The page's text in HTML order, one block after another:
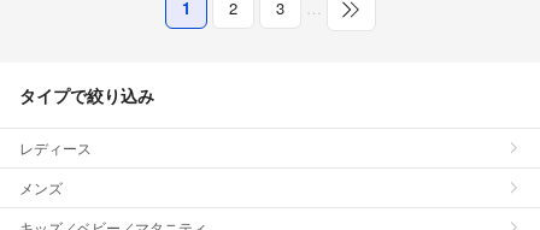
1 2 3 …
タイプで絞り込み
レディース
メンズ